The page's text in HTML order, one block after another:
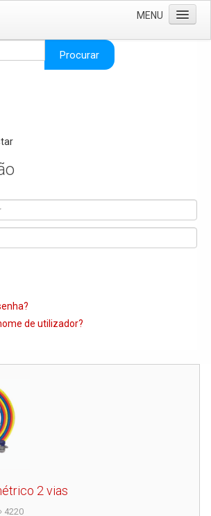
MENU
e Depósitos de Inércia
e Água
Instalação
Procurar
de utilizador?
2 vias
4220